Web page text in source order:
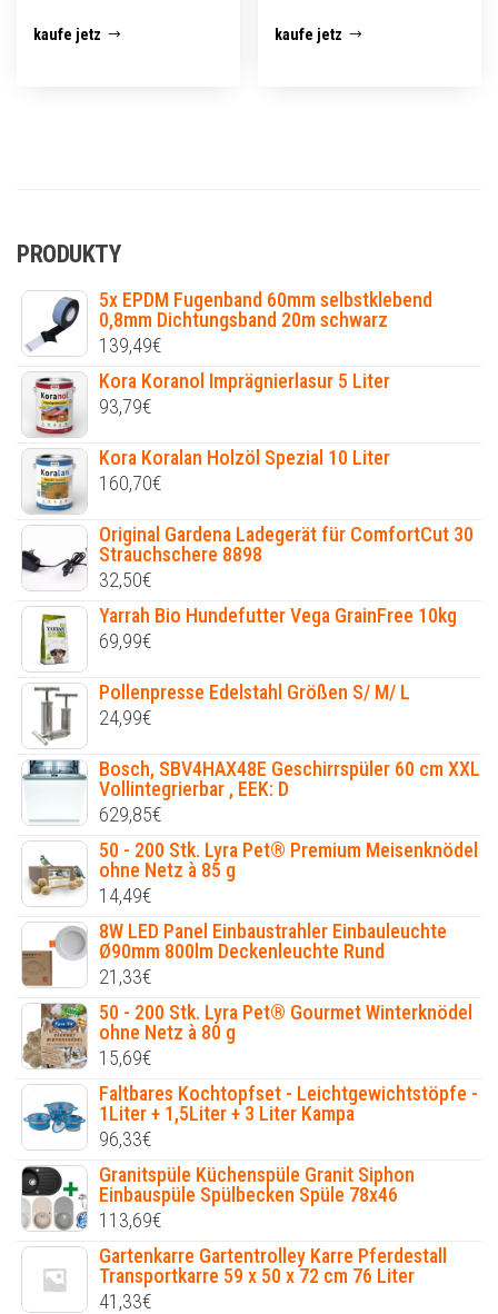
kaufe jetz kaufe jetz
PRODUKTY
5x EPDM Fugenband 60mm selbstklebend
0,8mm Dichtungsband 20m schwarz
139,49€
Kora Koranol Imprägnierlasur 5 Liter
93,79€
Kora Koralan Holzöl Spezial 10 Liter
160,70€
Original Gardena Ladegerät für ComfortCut 30
Strauchschere 8898
32,50€
Yarrah Bio Hundefutter Vega GrainFree 10kg
69,99€
Pollenpresse Edelstahl Größen S/ M/ L
24,99€
Bosch, SBV4HAX48E Geschirrspüler 60 cm XXL
Vollintegrierbar , EEK: D
629,85€
50 - 200 Stk. Lyra Pet® Premium Meisenknödel
ohne Netz à 85 g
14,49€
8W LED Panel Einbaustrahler Einbauleuchte
Ø90mm 800lm Deckenleuchte Rund
21,33€
50 - 200 Stk. Lyra Pet® Gourmet Winterknödel
ohne Netz à 80 g
15,69€
Faltbares Kochtopfset - Leichtgewichtstöpfe -
1Liter + 1,5Liter + 3 Liter Kampa
96,33€
Granitspüle Küchenspüle Granit Siphon
Einbauspüle Spülbecken Spüle 78x46
113,69€
Gartenkarre Gartentrolley Karre Pferdestall
Transportkarre 59 x 50 x 72 cm 76 Liter
41,33€